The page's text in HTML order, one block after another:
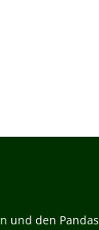
und den Pandas